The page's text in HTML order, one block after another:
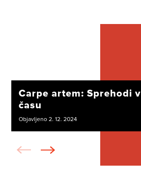
Carpe artem: Sprehodi v
času
Objavljeno 2. 12. 2024